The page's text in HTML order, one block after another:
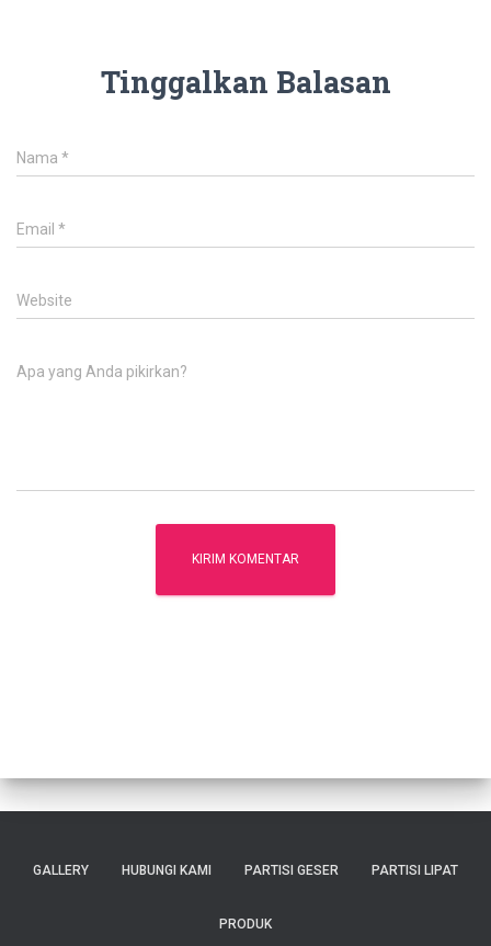
Tinggalkan Balasan
Nama *
Email *
Website
Apa yang Anda pikirkan?
GALLERY HUBUNGI KAMI PARTISI GESER PARTISI LIPAT
PRODUK